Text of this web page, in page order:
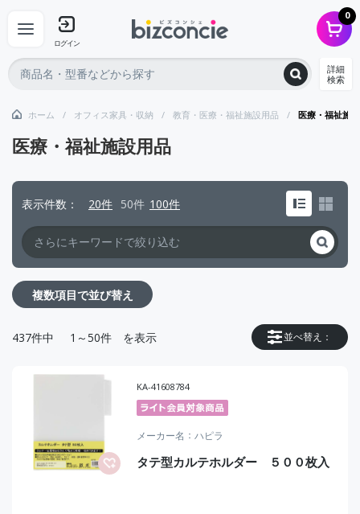
ログイン
0
詳細
検索
ホーム オフィス家具・収納 教育・医療・福祉施設用品 医療・福祉施
医療・福祉施設用品
表示件数 20件 50件 100件
複数項目で並び替え
並べ替え：
437件中 1～50件 を表示
KA-41608784
メーカー名 ハピラ
タテ型カルテホルダー ５００枚入